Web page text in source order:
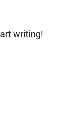
writing!